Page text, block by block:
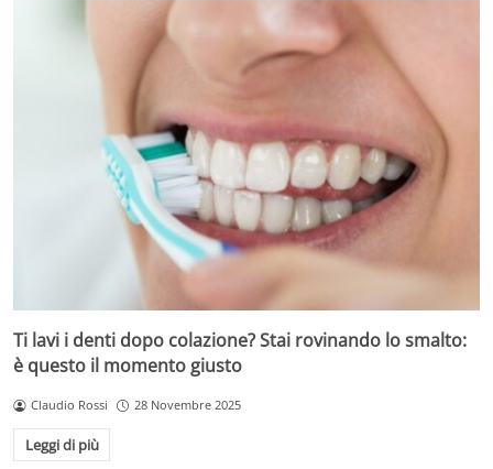
Ti lavi i denti dopo colazione? Stai rovinando lo smalto:
è questo il momento giusto
Claudio Rossi 28 Novembre 2025
Leggi di più